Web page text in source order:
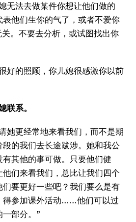
无法去做某件你想让他们做的
他们生你的气了，或者不爱你
。不要去分析，或试图找出你
好的照顾，你儿媳很感激你以前
联系。
她更经常地来看我们，而不是期
的我们去长途跋涉。她和我公
其他的事可做。只要他们健
他们来看我们，总比让我们四个
要更好一些吧？我们要么是有
得参加课外活动……他们可以过
部分。”